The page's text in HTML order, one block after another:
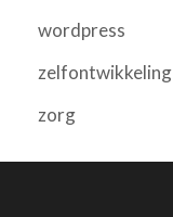
wordpress
zelfontwikkeling
zorg